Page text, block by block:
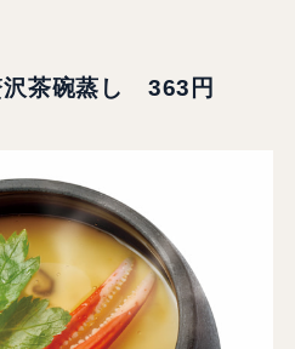
沢茶碗蒸し 363円